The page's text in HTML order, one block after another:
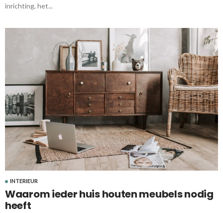
inrichting, het...
INTERIEUR
Waarom ieder huis houten meubels nodig
heeft